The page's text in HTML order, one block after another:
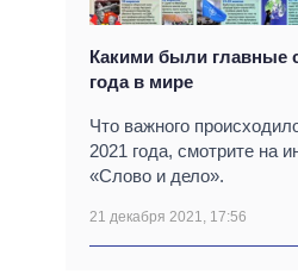
Какими были главные
года в мире
Что важного
2021 года, смотрите на
«Слово и дело».
21 декабря 2021, 17:56